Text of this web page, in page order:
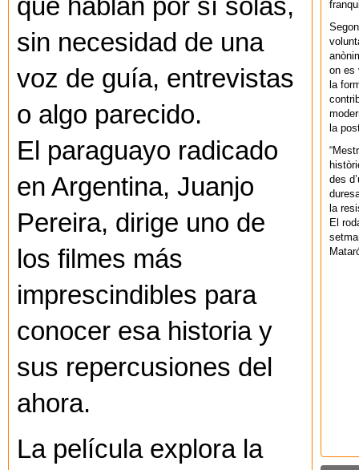
que hablan por sí solas,
sin necesidad de una
voz de guía, entrevistas
o algo parecido.
El paraguayo radicado
en Argentina, Juanjo
Pereira, dirige uno de
los filmes más
imprescindibles para
conocer esa historia y
sus repercusiones del
ahora.
La película explora la
on es
la
la
des
la
El